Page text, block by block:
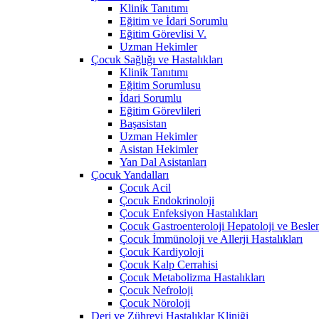
Klinik Tanıtımı
Eğitim ve İdari Sorumlu
Eğitim Görevlisi V.
Uzman Hekimler
Çocuk Sağlığı ve Hastalıkları
Klinik Tanıtımı
Eğitim Sorumlusu
İdari Sorumlu
Eğitim Görevlileri
Başasistan
Uzman Hekimler
Asistan Hekimler
Yan Dal Asistanları
Çocuk Yandalları
Çocuk Acil
Çocuk Endokrinoloji
Çocuk Enfeksiyon Hastalıkları
Çocuk Gastroenteroloji Hepatoloji ve
Çocuk İmmünoloji ve Allerji Hastalıkları
Çocuk Kardiyoloji
Çocuk Kalp Cerrahisi
Çocuk Metabolizma Hastalıkları
Çocuk Nefroloji
Çocuk Nöroloji
Deri ve Zührevi Hastalıklar Kliniği